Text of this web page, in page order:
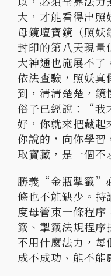
大，才能看得出
母鏡壇寶鏡（照妖
封印的第八天現量
大神通也施展不
依法查驗，照妖真
到，清清楚楚，鏡
俗子已經說：“我
好，你就來把藏起
你說的，向你學習
取寶藏，是一個不
勝義“金瓶掣籤”
條也不能缺少。持
度母管束一條程序
籤、掣籤法規程序
不用什麼法力，每
成不成功、能不能